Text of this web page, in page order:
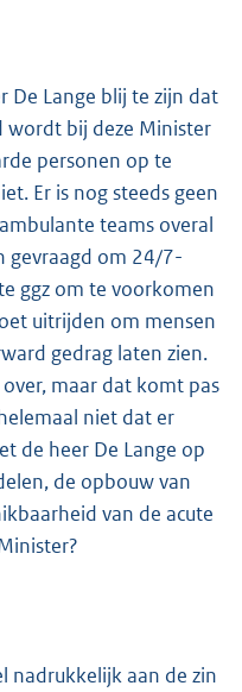
De Lange blij te zijn dat
wordt bij deze Minister
personen op te
Er is nog steeds geen
teams overal
gevraagd om 24/7-
ggz om te voorkomen
uitrijden om mensen
gedrag laten zien.
maar dat komt pas
niet dat er
de heer De Lange op
de opbouw van
van de acute
nadrukkelijk aan de zin